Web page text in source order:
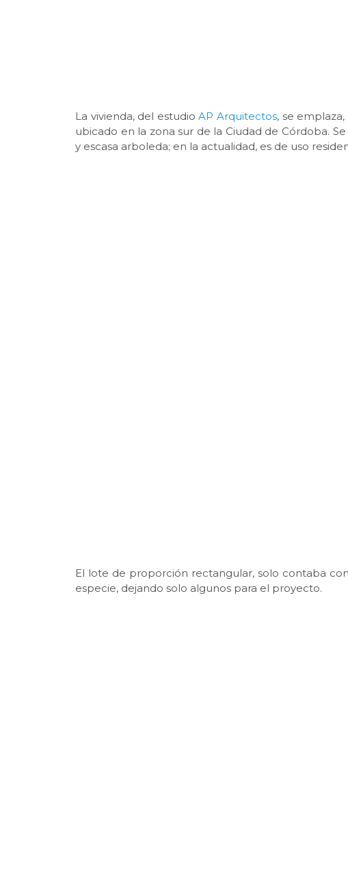
La vivienda, del estudioAP Arquitectos, se
ubicado en la zona sur de la Ciudad de Córdoba.
y escasa arboleda; en la actualidad, es de uso
El lote de proporción rectangular, solo contaba
especie, dejando solo algunos para el proyecto.